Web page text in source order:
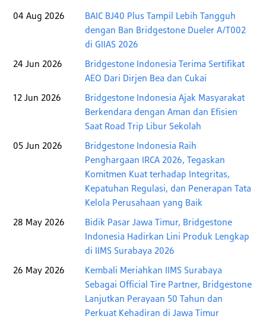
04 Aug 2026
BAIC BJ40 Plus Tampil Lebih Tangguh
dengan Ban Bridgestone Dueler A/T002
di GIIAS 2026
24 Jun 2026
Bridgestone Indonesia Terima Sertifikat
AEO Dari Dirjen Bea dan Cukai
12 Jun 2026
Bridgestone Indonesia Ajak Masyarakat
Berkendara dengan Aman dan Efisien
Saat Road Trip Libur Sekolah
05 Jun 2026
Bridgestone Indonesia Raih
Penghargaan IRCA 2026, Tegaskan
Komitmen Kuat terhadap Integritas,
Kepatuhan Regulasi, dan Penerapan Tata
Kelola Perusahaan yang Baik
28 May 2026
Bidik Pasar Jawa Timur, Bridgestone
Indonesia Hadirkan Lini Produk Lengkap
di IIMS Surabaya 2026
26 May 2026
Kembali Meriahkan IIMS Surabaya
Sebagai Official Tire Partner, Bridgestone
Lanjutkan Perayaan 50 Tahun dan
Perkuat Kehadiran di Jawa Timur